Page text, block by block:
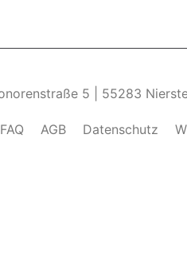
5 | 55283
FAQ AGB Datenschutz